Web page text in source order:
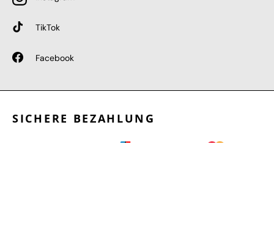
TikTok
Facebook
SICHERE BEZAHLUNG